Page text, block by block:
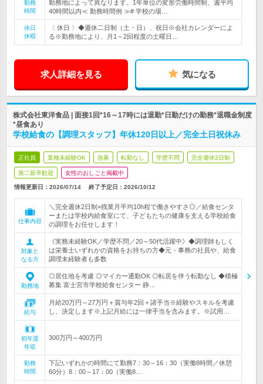
勤務
時間
勤務地によって異なります。1年単位の変形労働時間制、週平均
40時間以内≪ 勤務時間例 ≫# 学校の場…
休日
休暇
〈 休日 〉◆週休二日制（土・日）、祝日※会社カレンダーによ
る※勤務地により、月1～2回程度の土曜日…
求人詳細を見る 気になる
株式会社東洋食品 | 面接1回*16～17時には退勤*日勤だけの勤務*退職金制度
*昼食あり
学校給食の【調理スタッフ】年休120日以上／完全土日祝休み
正社員 業種未経験OK 急募 転勤なし 学歴不問 完全週休2日制
第二新卒歓迎 女性のおしごと掲載中
情報更新日：2026/07/14 終了予定日： 2026/10/12
仕事内容
＼完全週休2日制×残業月平均10h程で働きやすさ◎／給食センタ
ーまたは学校内給食室にて、子どもたちの健康を支える学校給食
の調理をお任せします！
対象と
なる方
《実務未経験OK／学歴不問／20～50代活躍中》◆調理師もしく
は栄養士いずれかの資格をお持ちの方◆元・事務の社員や、給食
調理未経験者も多数
勤務地
◎居住地を考慮 ◎マイカー通勤OK ◎転居を伴う転勤なし ◆積極
募集 富士宮市学校給食センター 静…
給与
月給20万円～27万円＋賞与年2回＋諸手当※経験やスキルを考慮
し、決定します※上記月給には一律手当を含みます。※試用…
初年度
年収
300万円～400万円
勤務
時間
下記いずれかの時間にて勤務7：30～16：30（実働8時間／休憩
60分）8：00～17：00（実働8…